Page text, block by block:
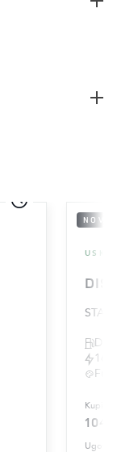
NOVO
163
Fuji
kupite